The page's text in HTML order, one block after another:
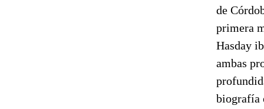
de
primera
Hasday
ambas
biografía